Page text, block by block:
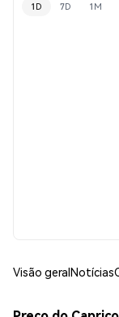
1D 7D 1M
Visão geralNotícias